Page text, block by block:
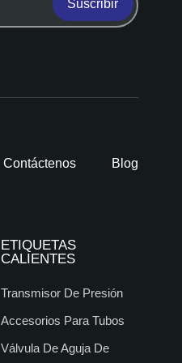
Suscribir
Contáctenos Blog
ETIQUETAS
CALIENTES
Transmisor De Presión
Accesorios Para Tubos
Válvula De Aguja De